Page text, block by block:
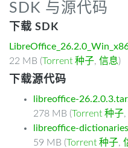
SDK 与源代码
下载 SDK
22 MB (Torrent 种子, 信息)
下载源代码
libreoffice-
278 MB (Torrent 种子,
libreoffice-
59 MB (Torrent 种子,